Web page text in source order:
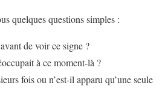
quelques questions simples :
de voir ce signe ?
à ce moment-là ?
fois ou n’est-il apparu qu’une seule